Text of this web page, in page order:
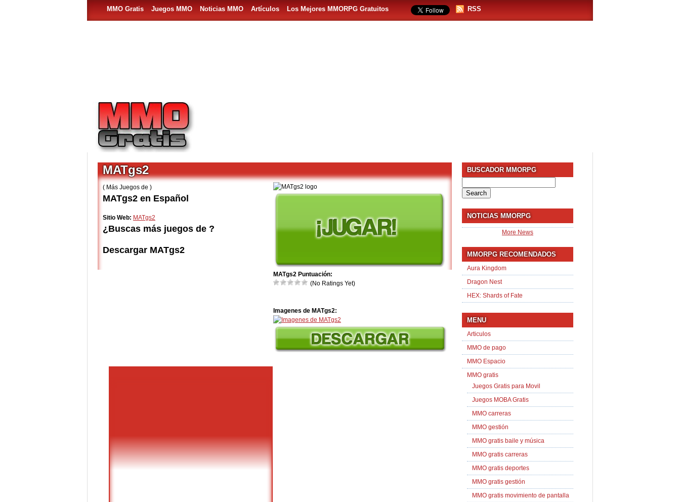
MMO Gratis Juegos MMO Noticias MMO Artículos Los Mejores MMORPG Gratuitos RSS
MATgs2 Puntuación:
(No Ratings Yet)
Imagenes de MATgs2:
MATgs2
( Más Juegos de )
MATgs2 en Español
Sitio Web: MATgs2
¿Buscas más juegos de ?
Descargar MATgs2
BUSCADOR MMORPG
for:
NOTICIAS MMORPG
More News
MMORPG RECOMENDADOS
Aura Kingdom
Dragon Nest
HEX: Shards of Fate
MENU
Articulos
MMO de pago
MMO Espacio
MMO gratis
Juegos Gratis para Movil
Juegos MOBA Gratis
MMO carreras
MMO gestión
MMO gratis baile y música
MMO gratis carreras
MMO gratis deportes
MMO gratis gestión
MMO gratis movimiento de pantalla